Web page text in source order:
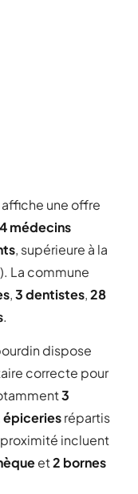
une offre
médecins
, supérieure à la
La commune
,3 dentistes,28
.
dispose
correcte pour
3
épiceriesrépartis
incluent
et2 bornes